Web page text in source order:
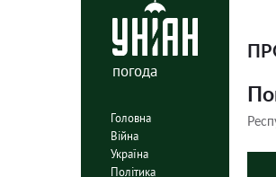
погода
Головна
Війна
Україна
Політика